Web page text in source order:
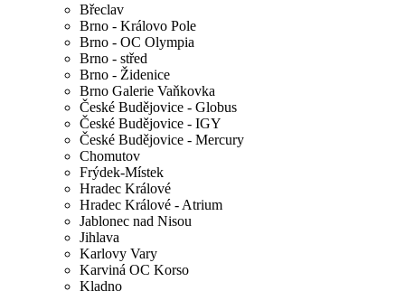
Břeclav
Brno - Královo Pole
Brno - OC Olympia
Brno - střed
Brno - Židenice
Brno Galerie Vaňkovka
České Budějovice - Globus
České Budějovice - IGY
České Budějovice - Mercury
Chomutov
Frýdek-Místek
Hradec Králové
Hradec Králové - Atrium
Jablonec nad Nisou
Jihlava
Karlovy Vary
Karviná OC Korso
Kladno